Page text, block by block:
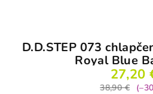
D.D.STEP 073
Royal Blue
27,20
38,90 €